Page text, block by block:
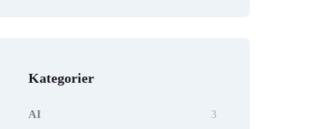
Kategorier
AI 3